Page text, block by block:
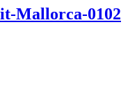
Mallorca-0102